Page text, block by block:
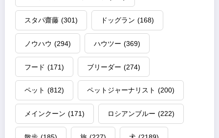
スタパ齋藤 (301) ドッグラン (168)
ノウハウ (294) ハウツー (369)
フード (171) ブリーダー (274)
ペット (812) ペットジャーナリスト (200)
メインクーン (171) ロシアンブルー (222)